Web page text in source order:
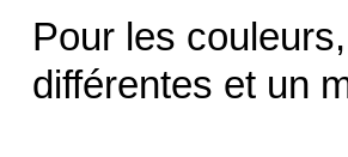
Pour les
différentes et un